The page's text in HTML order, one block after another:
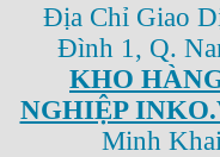
Địa Chỉ Giao
Đình 1, Q.
KHO
NGHIỆP
Minh